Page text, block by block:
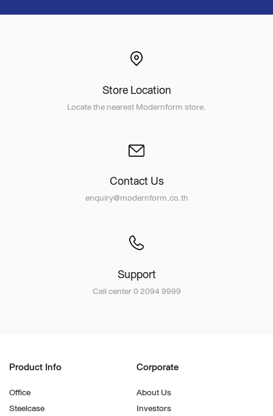
Store Location
Locate the nearest Modernform store.
Contact Us
enquiry@modernform.co.th
Support
Call center 0 2094 9999
Product Info
Office
Steelcase
Corporate
About Us
Investors